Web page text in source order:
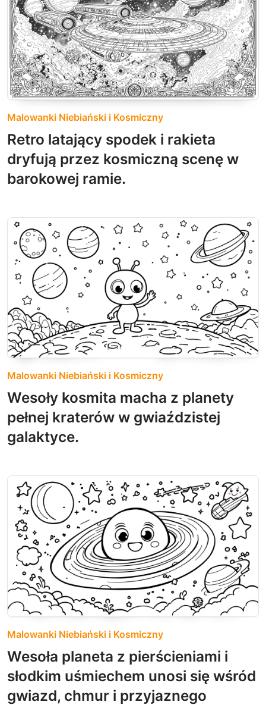
Malowanki Niebiański i Kosmiczny
Retro latający spodek i rakieta
dryfują przez kosmiczną scenę w
barokowej ramie.
Malowanki Niebiański i Kosmiczny
Wesoły kosmita macha z planety
pełnej kraterów w gwiaździstej
galaktyce.
Malowanki Niebiański i Kosmiczny
Wesoła planeta z pierścieniami i
słodkim uśmiechem unosi się wśród
gwiazd, chmur i przyjaznego